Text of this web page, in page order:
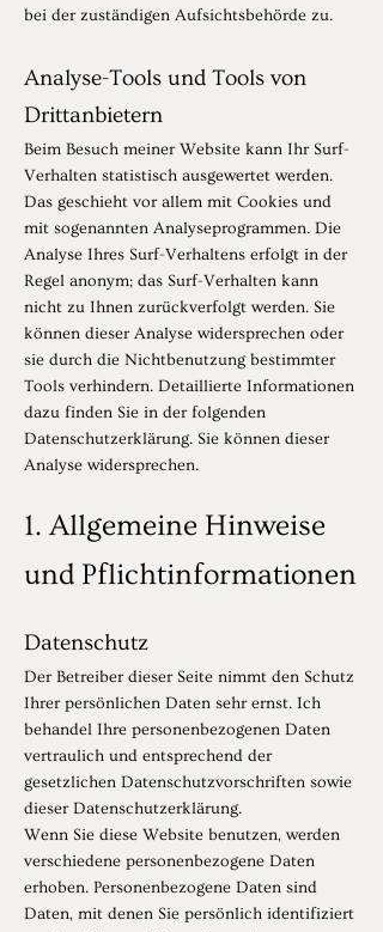
bei der zuständigen Aufsichtsbehörde zu.
Analyse-Tools und Tools von
Drittanbietern
Beim Besuch meiner Website kann Ihr Surf-
Verhalten statistisch ausgewertet werden.
Das geschieht vor allem mit Cookies und
mit sogenannten Analyseprogrammen. Die
Analyse Ihres Surf-Verhaltens erfolgt in der
Regel anonym; das Surf-Verhalten kann
nicht zu Ihnen zurückverfolgt werden. Sie
können dieser Analyse widersprechen oder
sie durch die Nichtbenutzung bestimmter
Tools verhindern. Detaillierte Informationen
dazu finden Sie in der folgenden
Datenschutzerklärung. Sie können dieser
Analyse widersprechen.
1. Allgemeine Hinweise
und Pflichtinformationen
Datenschutz
Der Betreiber dieser Seite nimmt den Schutz
Ihrer persönlichen Daten sehr ernst. Ich
behandel Ihre personenbezogenen Daten
vertraulich und entsprechend der
gesetzlichen Datenschutzvorschriften sowie
dieser Datenschutzerklärung.
Wenn Sie diese Website benutzen, werden
verschiedene personenbezogene Daten
erhoben. Personenbezogene Daten sind
Daten, mit denen Sie persönlich identifiziert